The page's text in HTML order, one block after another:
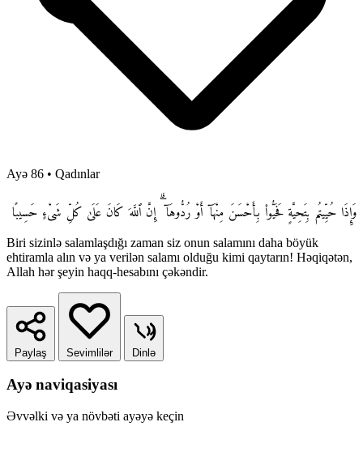
Ayə 86 • Qadınlar
وَإِذَا حُيِّيتُم بِتَحِيَّةٍ فَحَيُّوا۟ بِأَحْسَنَ مِنْهَآ أَوْ رُدُّوهَآ ۗ إِنَّ ٱللَّهَ كَانَ عَلَىٰ كُلِّ شَىْءٍ حَسِيبًا
Biri sizinlə salamlaşdığı zaman siz onun salamını daha böyük
ehtiramla alın və ya verilən salamı olduğu kimi qaytarın! Həqiqətən,
Allah hər şeyin haqq-hesabını çəkəndir.
Paylaş Sevimlilər Dinlə
Ayə naviqasiyası
Əvvəlki və ya növbəti ayəyə keçin